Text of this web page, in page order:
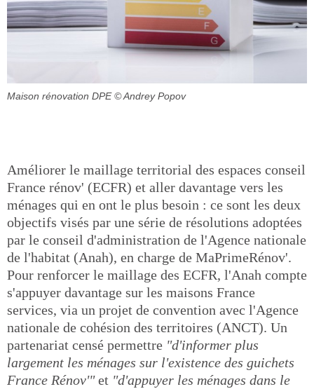
Maison rénovation DPE © Andrey Popov
Améliorer le maillage territorial des espaces conseil
France rénov' (ECFR) et aller davantage vers les
ménages qui en ont le plus besoin : ce sont les deux
objectifs visés par une série de résolutions adoptées
par le conseil d'administration de l'Agence nationale
de l'habitat (Anah), en charge de MaPrimeRénov'.
Pour renforcer le maillage des ECFR, l'Anah compte
s'appuyer davantage sur les maisons France
services, via un projet de convention avec l'Agence
nationale de cohésion des territoires (ANCT). Un
partenariat censé permettre "d'informer plus
largement les ménages sur l'existence des guichets
France Rénov'"et "d'appuyer les ménages dans le